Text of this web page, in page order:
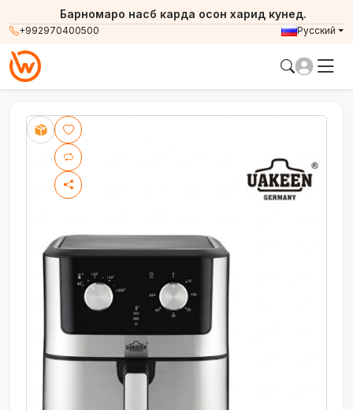
+992970400500
Барномаро насб карда осон харид кунед.
Русский